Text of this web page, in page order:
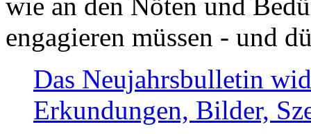
wie an den Nöten und
engagieren müssen - und
Das Neujahrsbulletin
Erkundungen, Bilder,